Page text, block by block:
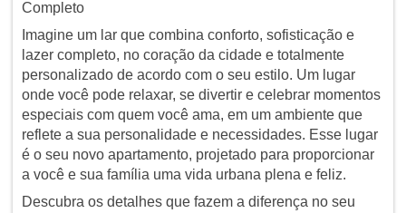
Completo
Imagine um lar que combina conforto, sofisticação e
lazer completo, no coração da cidade e totalmente
personalizado de acordo com o seu estilo. Um lugar
onde você pode relaxar, se divertir e celebrar momentos
especiais com quem você ama, em um ambiente que
reflete a sua personalidade e necessidades. Esse lugar
é o seu novo apartamento, projetado para proporcionar
a você e sua família uma vida urbana plena e feliz.
Descubra os detalhes que fazem a diferença no seu